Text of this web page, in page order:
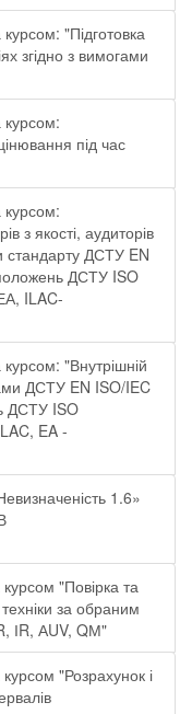
"Підготовка
згідно з вимогами
курсом:
під час
курсом:
з якості, аудиторів
стандарту ДСТУ EN
ДСТУ ISO
ILAC-
"Внутрішній
ДСТУ EN ISO/IEC
ДСТУ ISO
EA -
1.6»
"Повірка та
за обраним
ІR, АUV, QМ"
"Розрахунок і